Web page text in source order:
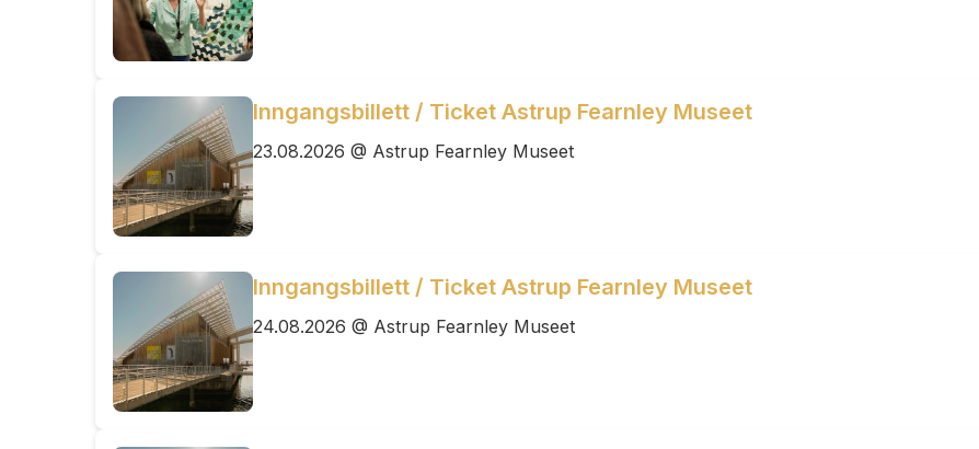
Inngangsbillett / Ticket Astrup Fearnley Museet
23.08.2026 @ Astrup Fearnley Museet
Inngangsbillett / Ticket Astrup Fearnley Museet
24.08.2026 @ Astrup Fearnley Museet